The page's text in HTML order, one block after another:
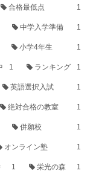
合格最低点 1
中学入学準備 1
小学4年生 1
1 ランキング 1
英語選択入試 1
絶対合格の教室 1
併願校 1
オンライン塾 1
1 栄光の森 1